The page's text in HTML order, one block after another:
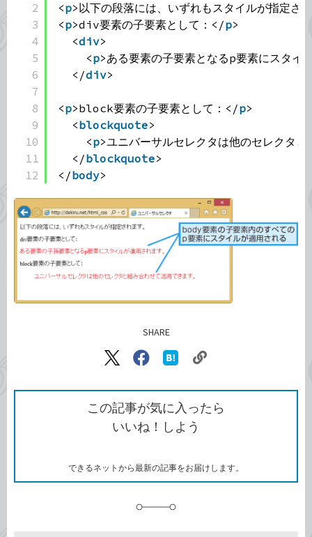
2
3
4
5
6
7
8
9
10
11
12
<p>以下の段落には、いずれもスタイルが指定さ
<p>div要素の子要素として：</p>
<div>
<p>ある要素の子要素となるp要素にスタイ
</div>
<p>block要素の子要素として：</p>
<blockquote>
<p>ユニバーサルセレクタは他のセレクタ
</blockquote>
</body>
SHARE
X（旧
で
シ
ェ
ア
Facebook
シ
ェ
ア
な
ブ
ッ
ク
ク
ク
を
コ
この記事が気に入ったら
いいね！しよう
できるネットから最新の記事をお届けします。